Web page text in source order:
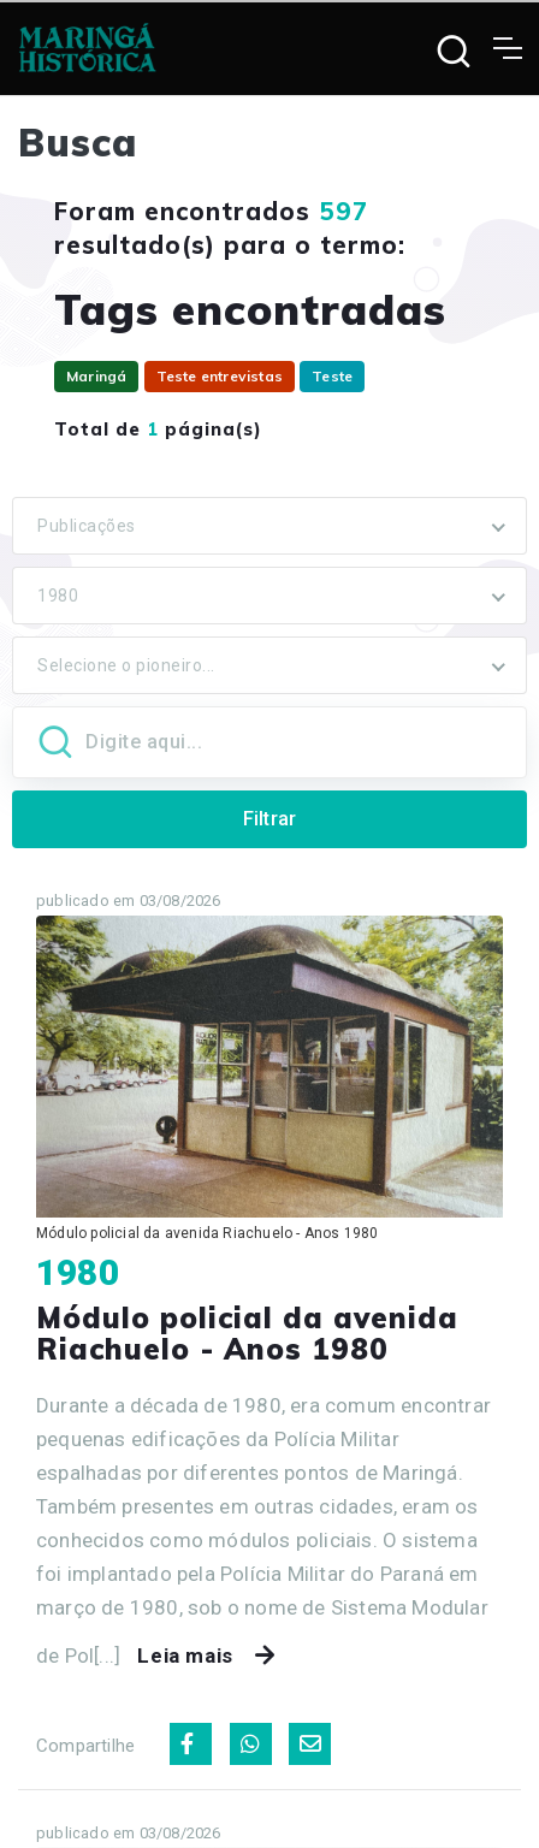
Busca
Foram encontrados 597
resultado(s) para o termo:
Tags encontradas
Maringá Teste entrevistas Teste
Total de 1 página(s)
Publicações
1980
Selecione o pioneiro...
Filtrar
publicado em 03/08/2026
Módulo policial da avenida Riachuelo - Anos 1980
1980
Módulo policial da avenida
Riachuelo - Anos 1980
Durante a década de 1980, era comum encontrar
pequenas edificações da Polícia Militar
espalhadas por diferentes pontos de Maringá.
Também presentes em outras cidades, eram os
conhecidos como módulos policiais. O sistema
foi implantado pela Polícia Militar do Paraná em
março de 1980, sob o nome de Sistema Modular
de Pol[...]
Leia mais
Compartilhe
publicado em 03/08/2026